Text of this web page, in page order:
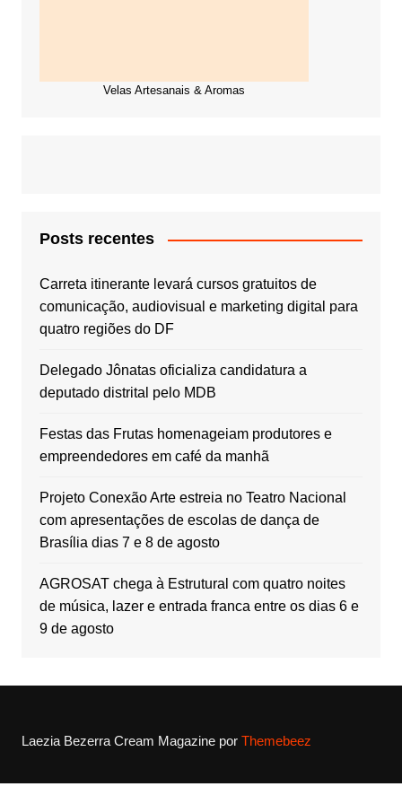
Velas Artesanais & Aromas
Posts recentes
Carreta itinerante levará cursos gratuitos de
comunicação, audiovisual e marketing digital para
quatro regiões do DF
Delegado Jônatas oficializa candidatura a
deputado distrital pelo MDB
Festas das Frutas homenageiam produtores e
empreendedores em café da manhã
Projeto Conexão Arte estreia no Teatro Nacional
com apresentações de escolas de dança de
Brasília dias 7 e 8 de agosto
AGROSAT chega à Estrutural com quatro noites
de música, lazer e entrada franca entre os dias 6 e
9 de agosto
Laezia BezerraCream Magazine por Themebeez